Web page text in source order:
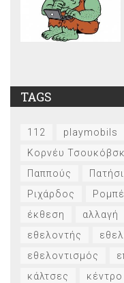
TAGS
112 playmobils
Κορνέυ
Παππούς
Ριχάρδος
έκθεση
αλλαγή
εθελοντής
εθελοντισμός
κάλτσες
κέντρο